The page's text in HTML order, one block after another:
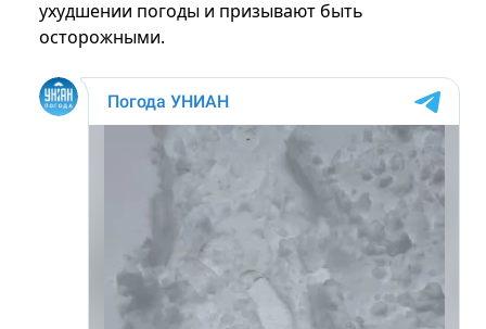
ухудшении погоды и призывают быть
осторожными.